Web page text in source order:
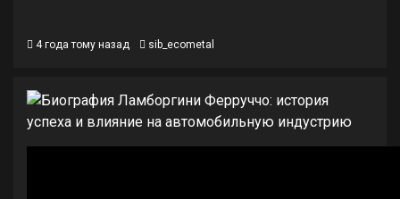
4 года тому назад sib_ecometal